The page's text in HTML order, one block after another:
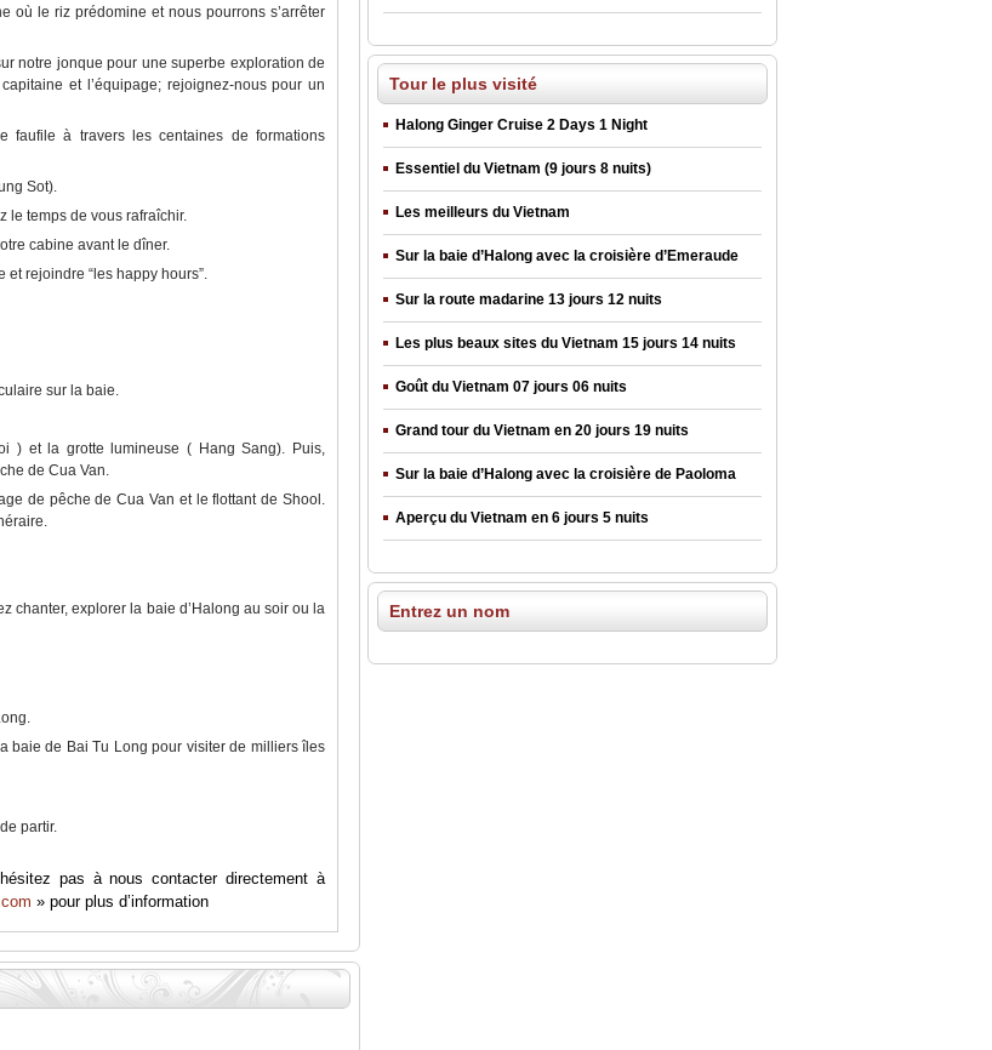
où le riz prédomine et nous pourrons s’arrêter
notre jonque pour une superbe exploration de
et l’équipage; rejoignez-nous pour un
faufile à travers les centaines de formations
Sot).
le temps de vous rafraîchir.
cabine avant le dîner.
et rejoindre “les happy hours”.
sur la baie.
) et la grotte lumineuse ( Hang Sang). Puis,
de Cua Van.
de pêche de Cua Van et le flottant de Shool.
chanter, explorer la baie d’Halong au soir ou la
baie de Bai Tu Long pour visiter de milliers îles
partir.
pas à nous contacter directement à
» pour plus d’information
Tour le plus visité
Halong Ginger Cruise 2 Days 1 Night
Essentiel du Vietnam (9 jours 8 nuits)
Les meilleurs du Vietnam
Sur la baie d’Halong avec la croisière d’Emeraude
Sur la route madarine 13 jours 12 nuits
Les plus beaux sites du Vietnam 15 jours 14 nuits
Goût du Vietnam 07 jours 06 nuits
Grand tour du Vietnam en 20 jours 19 nuits
Sur la baie d’Halong avec la croisière de Paoloma
Aperçu du Vietnam en 6 jours 5 nuits
Entrez un nom